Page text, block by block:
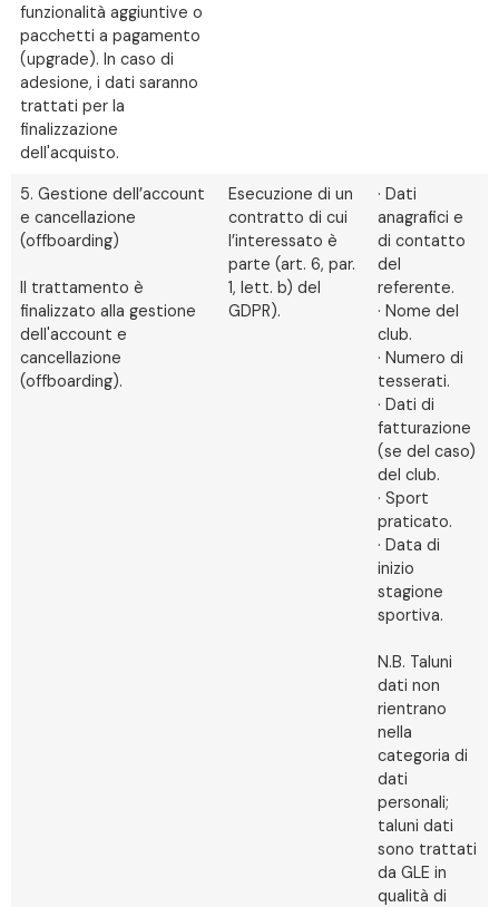
funzionalità aggiuntive o
pacchetti a pagamento
(upgrade). In caso di
adesione, i dati saranno
trattati per la
finalizzazione
dell'acquisto.
5. Gestione dell’account
e cancellazione
(offboarding)
Il trattamento è
finalizzato alla gestione
dell'account e
cancellazione
(offboarding).
Esecuzione di un
contratto di cui
l’interessato è
parte (art. 6, par.
1, lett. b) del
GDPR).
· Dati
anagrafici e
di contatto
del
referente.
· Nome del
club.
· Numero di
tesserati.
· Dati di
fatturazione
(se del caso)
del club.
· Sport
praticato.
· Data di
inizio
stagione
sportiva.
N.B. Taluni
dati non
rientrano
nella
categoria di
dati
personali;
taluni dati
sono trattati
da GLE in
qualità di